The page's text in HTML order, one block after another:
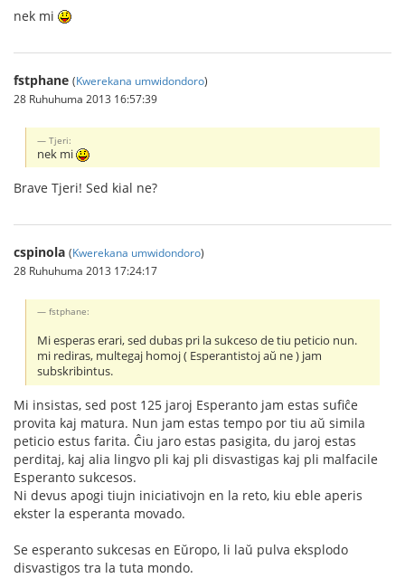
nek mi
fstphane (Kwerekana umwidondoro)
28 Ruhuhuma 2013 16:57:39
Tjeri:
nek mi
Brave Tjeri! Sed kial ne?
cspinola (Kwerekana umwidondoro)
28 Ruhuhuma 2013 17:24:17
fstphane:
Mi esperas erari, sed dubas pri la sukceso de tiu peticio nun.
mi rediras, multegaj homoj ( Esperantistoj aŭ ne ) jam
subskribintus.
Mi insistas, sed post 125 jaroj Esperanto jam estas sufiĉe
provita kaj matura. Nun jam estas tempo por tiu aŭ simila
peticio estus farita. Ĉiu jaro estas pasigita, du jaroj estas
perditaj, kaj alia lingvo pli kaj pli disvastigas kaj pli malfacile
Esperanto sukcesos.
Ni devus apogi tiujn iniciativojn en la reto, kiu eble aperis
ekster la esperanta movado.
Se esperanto sukcesas en Eŭropo, li laŭ pulva eksplodo
disvastigos tra la tuta mondo.